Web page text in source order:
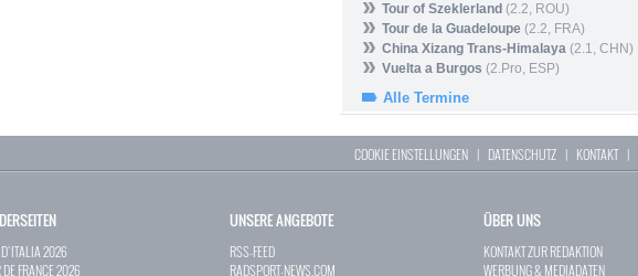
Tour of Szeklerland (2.2, ROU)
Tour de la Guadeloupe (2.2, FRA)
China Xizang Trans-Himalaya (2.1, CHN)
Vuelta a Burgos (2.Pro, ESP)
Alle Termine
COOKIE EINSTELLUNGEN | DATENSCHUTZ | KONTAKT|
2026
DE FRANCE 2026
UNSERE ANGEBOTE
RSS-FEED
RADSPORT-NEWS.COM
ÜBER UNS
KONTAKT ZUR REDAKTION
WERBUNG & MEDIADATEN